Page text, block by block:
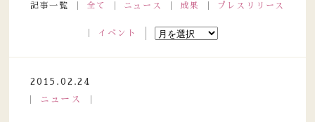
記事一覧 全て ニュース 成果 プレスリリース
イベント
2015.02.24
ニュース